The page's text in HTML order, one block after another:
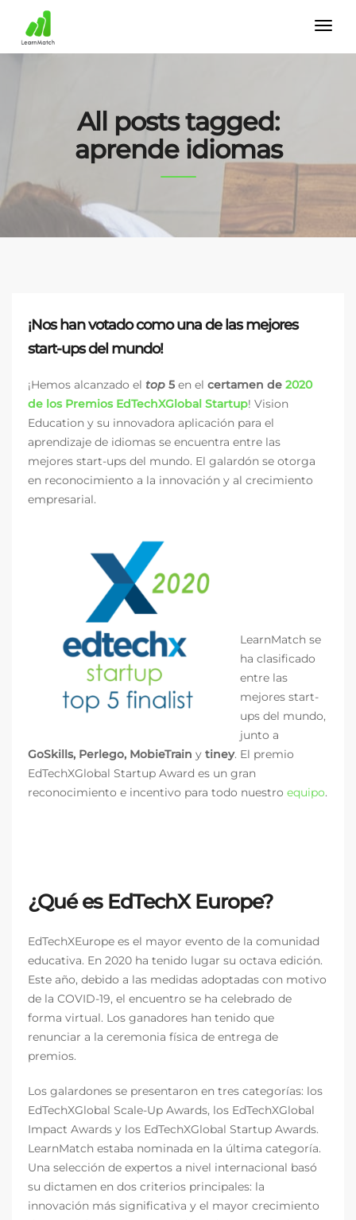
All posts tagged:
aprende idiomas
¡Nos han votado como una de las mejores
start-ups del mundo!
¡Hemos alcanzado el top 5 en el certamen de 2020
de los Premios EdTechXGlobal Startup! Vision
Education y su innovadora aplicación para el
aprendizaje de idiomas se encuentra entre las
mejores start-ups del mundo. El galardón se otorga
en reconocimiento a la innovación y al crecimiento
empresarial.
LearnMatch se
ha clasificado
entre las
mejores start-
ups del mundo,
junto a
GoSkills, Perlego, MobieTrain y tiney. El premio
EdTechXGlobal Startup Award es un gran
reconocimiento e incentivo para todo nuestro equipo.
¿Qué es EdTechX Europe?
EdTechXEurope es el mayor evento de la comunidad
educativa. En 2020 ha tenido lugar su octava edición.
Este año, debido a las medidas adoptadas con motivo
de la COVID-19, el encuentro se ha celebrado de
forma virtual. Los ganadores han tenido que
renunciar a la ceremonia física de entrega de
premios.
Los galardones se presentaron en tres categorías: los
EdTechXGlobal Scale-Up Awards, los EdTechXGlobal
Impact Awards y los EdTechXGlobal Startup Awards.
LearnMatch estaba nominada en la última categoría.
Una selección de expertos a nivel internacional basó
su dictamen en dos criterios principales: la
innovación más significativa y el mayor crecimiento